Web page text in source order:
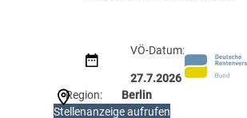
VÖ-Datum:
27.7.2026
Region:
Berlin
Stellenanzeige aufrufen